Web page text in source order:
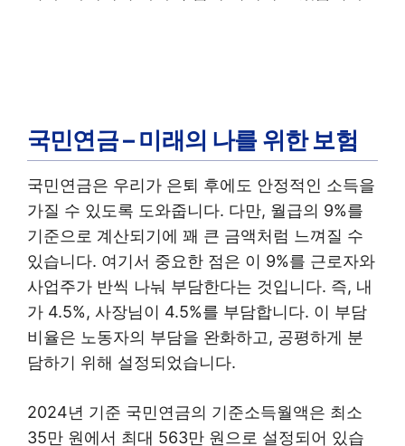
국민연금 – 미래의 나를 위한 보험
국민연금은 우리가 은퇴 후에도 안정적인 소득을
가질 수 있도록 도와줍니다. 다만, 월급의 9%를
기준으로 계산되기에 꽤 큰 금액처럼 느껴질 수
있습니다. 여기서 중요한 점은 이 9%를 근로자와
사업주가 반씩 나눠 부담한다는 것입니다. 즉, 내
가 4.5%, 사장님이 4.5%를 부담합니다. 이 부담
비율은 노동자의 부담을 완화하고, 공평하게 분
담하기 위해 설정되었습니다.
2024년 기준 국민연금의 기준소득월액은 최소
35만 원에서 최대 563만 원으로 설정되어 있습